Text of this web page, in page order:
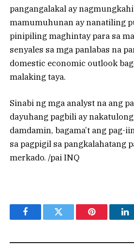
pangangalakal ay
mamumuhunan ay nanatiling
pinipiling maghintay para sa
senyales sa mga panlabas na
domestic economic outlook
malaking taya.
Sinabi ng mga analyst na ang
dayuhang pagbili ay
damdamin, bagama’t ang pag-
sa pagpigil sa pangkalahatang
merkado. /pai INQ
FacebookTwitter Pinterest